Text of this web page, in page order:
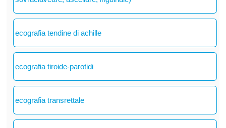
ecografia tendine di achille
ecografia tiroide-parotidi
ecografia transrettale